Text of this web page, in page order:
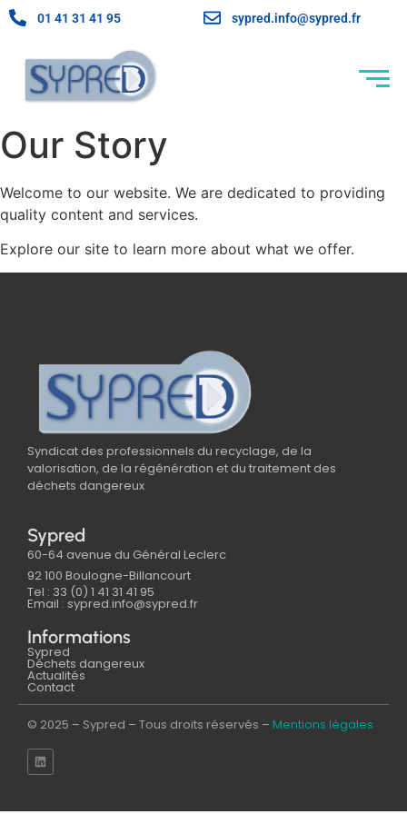
01 41 31 41 95 sypred.info@sypred.fr
Our Story
Welcome to our website. We are dedicated to providing
quality content and services.
Explore our site to learn more about what we offer.
Syndicat des professionnels du recyclage, de la
valorisation, de la régénération et du traitement des
déchets dangereux
Sypred
60-64 avenue du Général Leclerc
92 100 Boulogne-Billancourt
Tel : 33 (0) 1 41 31 41 95
Email : sypred.info@sypred.fr
Informations
Sypred
Déchets dangereux
Actualités
Contact
© 2025 – Sypred – Tous droits réservés – Mentions légales